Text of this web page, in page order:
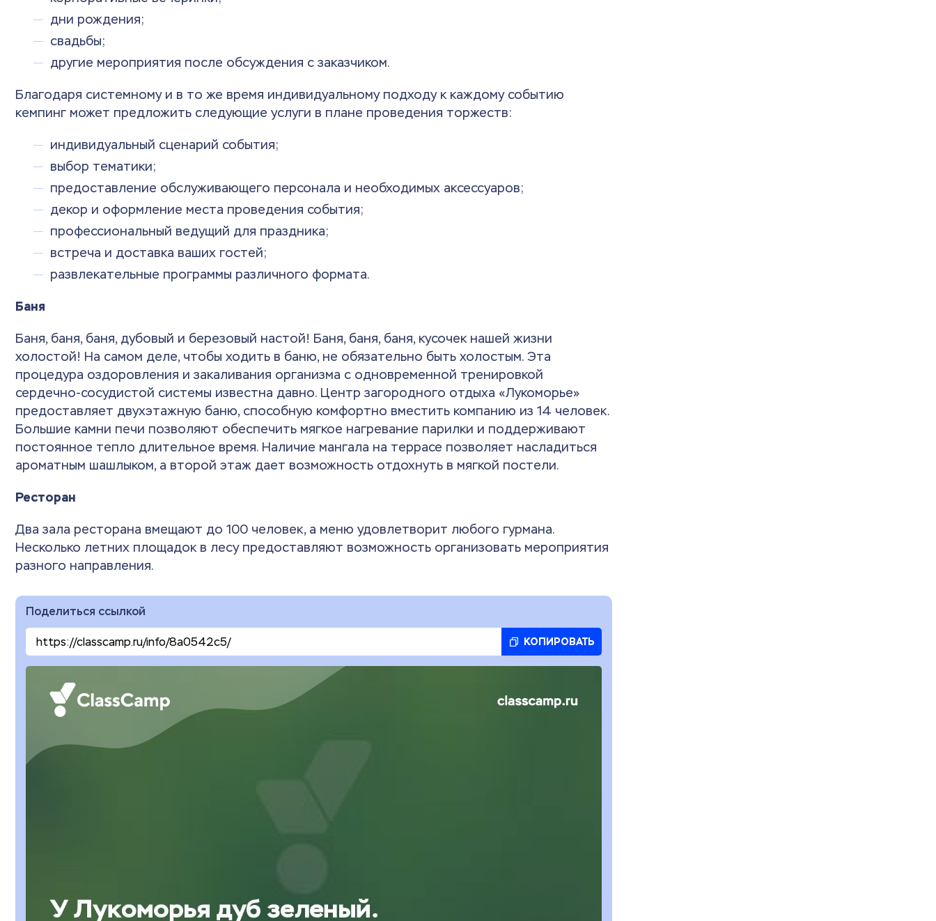
дни рождения;
свадьбы;
другие мероприятия после обсуждения с заказчиком.
Благодаря системному и в то же время индивидуальному подходу к каждому событию
кемпинг может предложить следующие услуги в плане проведения торжеств:
индивидуальный сценарий события;
выбор тематики;
предоставление обслуживающего персонала и необходимых аксессуаров;
декор и оформление места проведения события;
профессиональный ведущий для праздника;
встреча и доставка ваших гостей;
развлекательные программы различного формата.
Баня
Баня, баня, баня, дубовый и березовый настой! Баня, баня, баня, кусочек нашей жизни
холостой! На самом деле, чтобы ходить в баню, не обязательно быть холостым. Эта
процедура оздоровления и закаливания организма с одновременной тренировкой
сердечно-сосудистой системы известна давно. Центр загородного отдыха «Лукоморье»
предоставляет двухэтажную баню, способную комфортно вместить компанию из 14 человек.
Большие камни печи позволяют обеспечить мягкое нагревание парилки и поддерживают
постоянное тепло длительное время. Наличие мангала на террасе позволяет насладиться
ароматным шашлыком, а второй этаж дает возможность отдохнуть в мягкой постели.
Ресторан
Два зала ресторана вмещают до 100 человек, а меню удовлетворит любого гурмана.
Несколько летних площадок в лесу предоставляют возможность организовать мероприятия
разного направления.
Поделиться ссылкой
КОПИРОВАТЬ